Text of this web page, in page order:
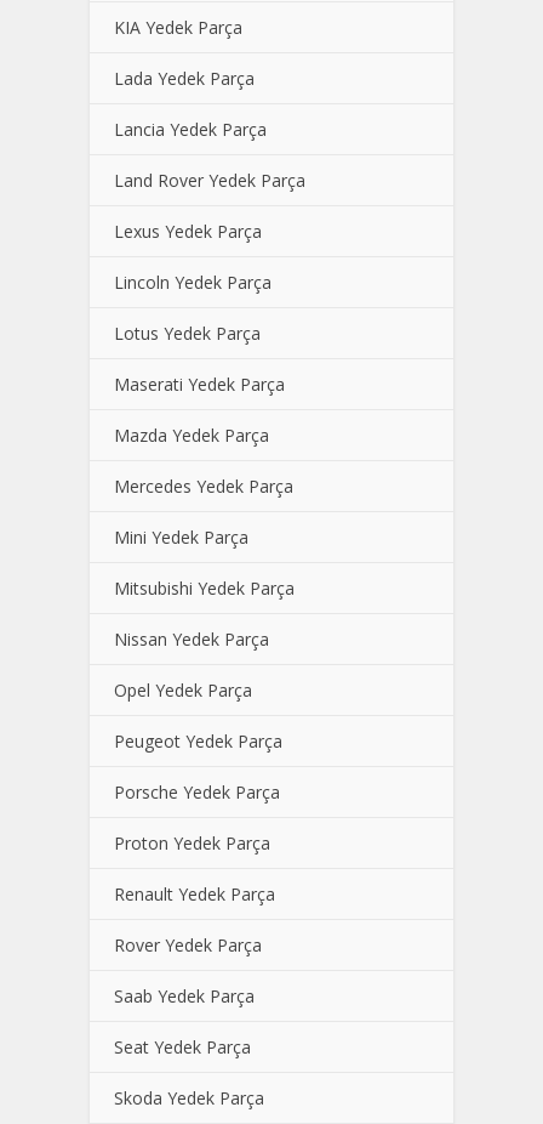
KIA Yedek Parça
Lada Yedek Parça
Lancia Yedek Parça
Land Rover Yedek Parça
Lexus Yedek Parça
Lincoln Yedek Parça
Lotus Yedek Parça
Maserati Yedek Parça
Mazda Yedek Parça
Mercedes Yedek Parça
Mini Yedek Parça
Mitsubishi Yedek Parça
Nissan Yedek Parça
Opel Yedek Parça
Peugeot Yedek Parça
Porsche Yedek Parça
Proton Yedek Parça
Renault Yedek Parça
Rover Yedek Parça
Saab Yedek Parça
Seat Yedek Parça
Skoda Yedek Parça